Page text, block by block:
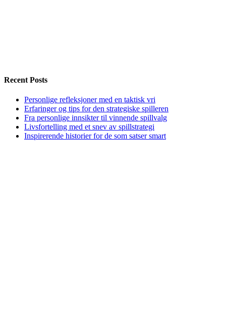
Recent Posts
Personlige refleksjoner med en taktisk vri
Erfaringer og tips for den strategiske spilleren
Fra personlige innsikter til vinnende spillvalg
Livsfortelling med et snev av spillstrategi
Inspirerende historier for de som satser smart